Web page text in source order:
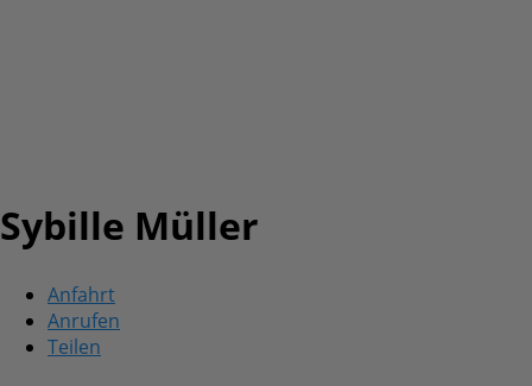
Sybille Müller
Anfahrt
Anrufen
Teilen